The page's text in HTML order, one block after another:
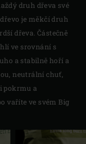
druh dřeva své
je měkčí druh
dřeva. Částečně
ve srovnání s
a stabilně hoří a
neutrální chuť,
pokrmu a
vaříte ve svém Big